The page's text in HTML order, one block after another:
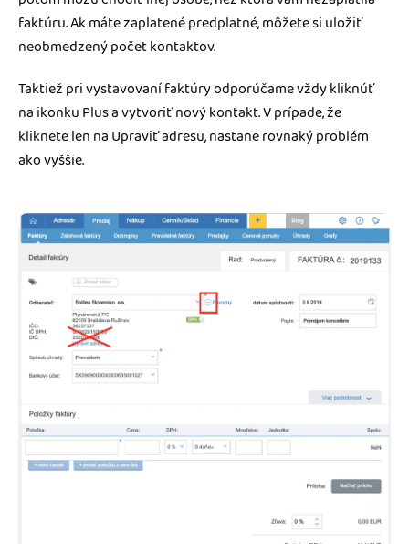
faktúru. Ak máte zaplatené predplatné, môžete si uložiť
neobmedzený počet kontaktov.
Taktiež pri vystavovaní faktúry odporúčame vždy kliknúť
na ikonku Plus a vytvoriť nový kontakt. V prípade, že
kliknete len na Upraviť adresu, nastane rovnaký problém
ako vyššie.